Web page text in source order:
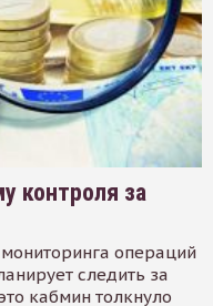
контроля за
операций
следить за
кабмин толкнуло